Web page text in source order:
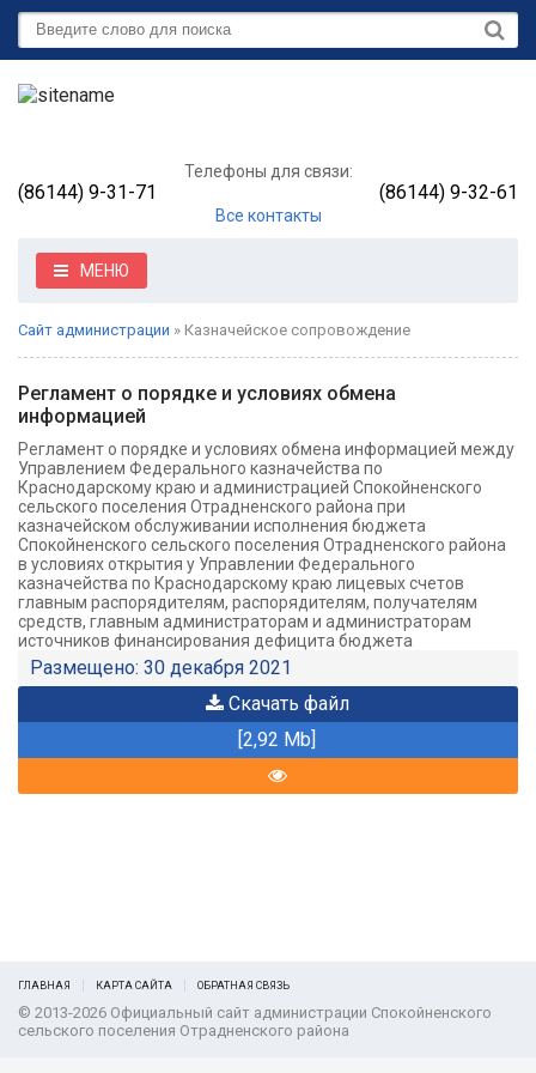
Телефоны для связи:
(86144) 9-31-71 (86144) 9-32-61
Все контакты
МЕНЮ
Сайт администрации » Казначейское сопровождение
Регламент о порядке и условиях обмена
информацией
Регламент о порядке и условиях обмена информацией между
Управлением Федерального казначейства по
Краснодарскому краю и администрацией Спокойненского
сельского поселения Отрадненского района при
казначейском обслуживании исполнения бюджета
Спокойненского сельского поселения Отрадненского района
в условиях открытия у Управлении Федерального
казначейства по Краснодарскому краю лицевых счетов
главным распорядителям, распорядителям, получателям
средств, главным администраторам и администраторам
источников финансирования дефицита бюджета
Размещено: 30 декабря 2021
Скачать файл
[2,92 Mb]
ГЛАВНАЯ КАРТА САЙТА ОБРАТНАЯ СВЯЗЬ
© 2013-2026 Официальный сайт администрации Спокойненского
сельского поселения Отрадненского района